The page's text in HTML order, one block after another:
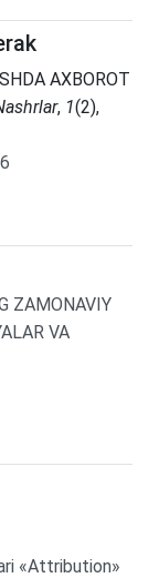
AXBOROT
, 1(2),
ZAMONAVIY
VA
«Attribution»